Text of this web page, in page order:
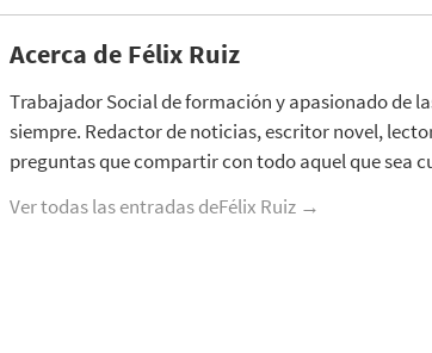
Acerca de Félix Ruiz
Trabajador Social de formación y apasionado de
siempre. Redactor de noticias, escritor novel,
preguntas que compartir con todo aquel que sea
Ver todas las entradas deFélix Ruiz →